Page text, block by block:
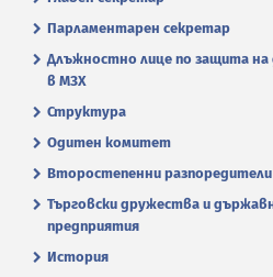
Парламентарен секретар
Длъжностно лице по защита
в МЗХ
Структура
Одитен комитет
Второстепенни разпоредители
Търговски дружества и
предприятия
История